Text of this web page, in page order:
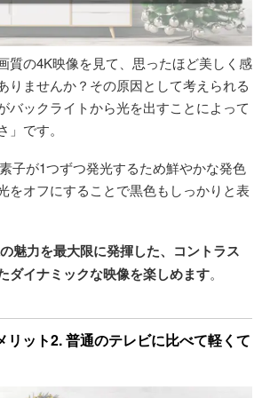
質の4K映像を見て、思ったほど美しく感
りませんか？その原因として考えられる
バックライトから光を出すことによって
です。
子が1つずつ発光するため鮮やかな発色
をオフにすることで黒色もしっかりと表
魅力を最大限に発揮した、コントラス
ダイナミックな映像を楽しめます。
リット2. 普通のテレビに比べて軽くて